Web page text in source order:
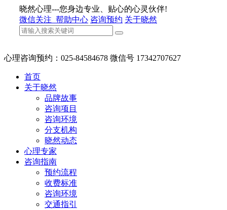
晓然心理---您身边专业、贴心的心灵伙伴!
微信关注 帮助中心 咨询预约 关于晓然
心理咨询预约：025-84584678 微信号 17342707627
首页
关于晓然
品牌故事
咨询项目
咨询环境
分支机构
晓然动态
心理专家
咨询指南
预约流程
收费标准
咨询环境
交通指引